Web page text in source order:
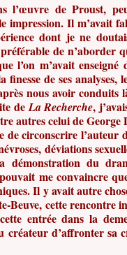
l’œuvre de Proust,
impression. Il m’avait
dont je ne
de n’aborder
l’on m’avait enseigné
finesse de ses analyses,
nous avoir conduits
deLa Recherche,
autres celui de
de circonscrire l’auteur
déviations
démonstration du
me convaincre
Il y avait autre
Beuve, cette rencontre
entrée dans la
créateur d’affronter sa